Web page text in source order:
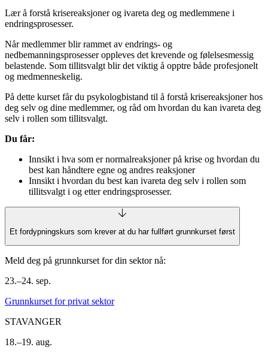
Lær å forstå krisereaksjoner og ivareta deg og medlemmene i
endringsprosesser.
Når medlemmer blir rammet av endrings- og
nedbemanningsprosesser oppleves det krevende og følelsesmessig
belastende. Som tillitsvalgt blir det viktig å opptre både profesjonelt
og medmenneskelig.
På dette kurset får du psykologbistand til å forstå krisereaksjoner hos
deg selv og dine medlemmer, og råd om hvordan du kan ivareta deg
selv i rollen som tillitsvalgt.
Du får:
Innsikt i hva som er normalreaksjoner på krise og hvordan du
best kan håndtere egne og andres reaksjoner
Innsikt i hvordan du best kan ivareta deg selv i rollen som
tillitsvalgt i og etter endringsprosesser.
Et fordypningskurs som krever at du har fullført grunnkurset først
Meld deg på grunnkurset for din sektor nå:
23.–24. sep.
Grunnkurset for privat sektor
STAVANGER
18.–19. aug.